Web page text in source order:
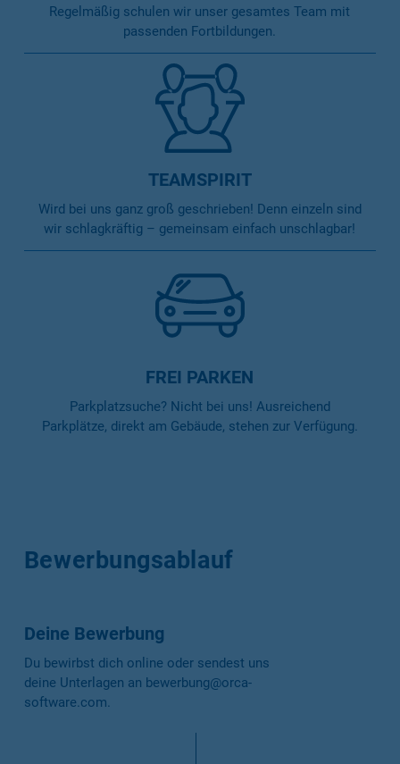
Regelmäßig schulen wir unser gesamtes Team mit
passenden Fortbildungen.
TEAMSPIRIT
Wird bei uns ganz groß geschrieben! Denn einzeln sind
wir schlagkräftig – gemeinsam einfach unschlagbar!
FREI PARKEN
Parkplatzsuche? Nicht bei uns! Ausreichend
Parkplätze, direkt am Gebäude, stehen zur Verfügung.
Bewerbungsablauf
Deine Bewerbung
Du bewirbst dich online oder sendest uns
deine Unterlagen an bewerbung@orca-
software.com.